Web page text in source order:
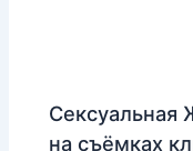
Сексуальная
на съёмках